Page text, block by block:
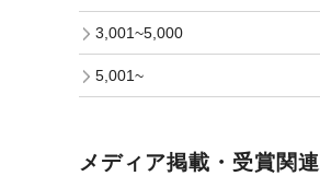
3,001~5,000
5,001~
メディア掲載・受賞関連